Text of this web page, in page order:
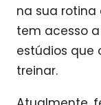
na sua rotina
tem acesso
estúdios que
treinar.